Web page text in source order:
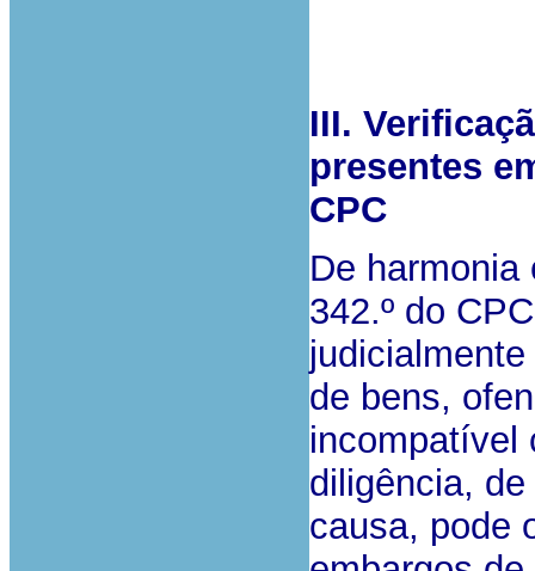
III.
presentes
CPC
De harmonia
342.º do
de bens,
incompatível
diligência,
causa, pode